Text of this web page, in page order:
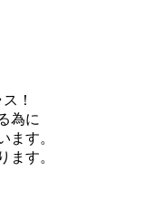
！
為に
ます。
ます。